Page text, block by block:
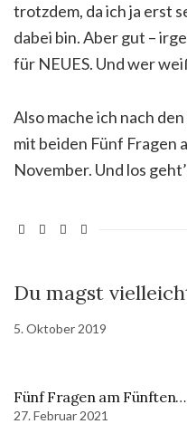
trotzdem, da ich ja erst
dabei bin. Aber gut –
für NEUES. Und wer
Also mache ich nach den
mit beiden Fünf Fragen
November. Und los
Du magst
5. Oktober 2019
Fünf Fragen am
27. Februar 2021